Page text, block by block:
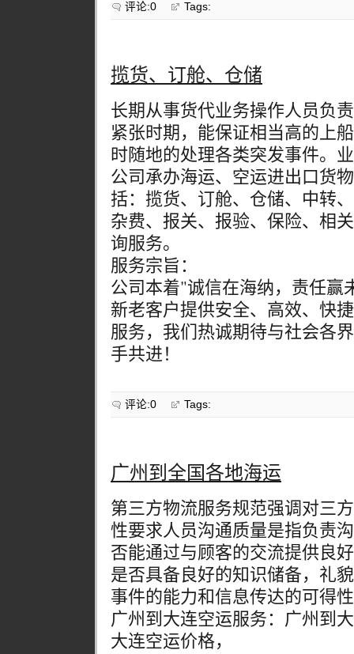
评论:0 Tags:
揽货、订舱、仓储
长期从事货代业务操作人员负
紧张时期，能保证相当高的上
时随地的处理各类突发事件。
公司承办海运、空运进出口货
括：揽货、订舱、仓储、中转
杂费、报关、报验、保险、相
询服务。
服务宗旨：
公司本着"诚信在海纳，责任赢
新老客户提供安全、高效、快
服务，我们热诚期待与社会各
手共进！
评论:0 Tags:
广州到全国各地海运
第三方物流服务规范强调对三
性要求人员沟通质量是指负责
否能通过与顾客的交流提供良
是否具备良好的知识储备，礼
事件的能力和信息传达的可得
广州到大连空运服务：广州到
大连空运价格，